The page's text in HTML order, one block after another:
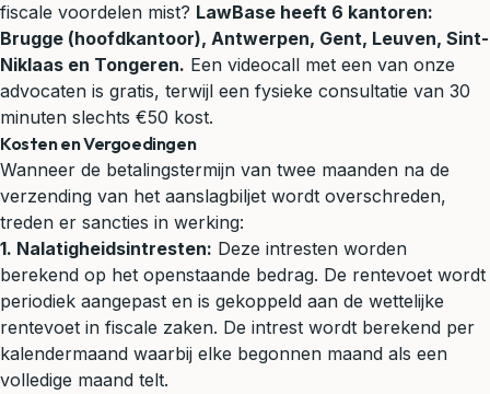
fiscale voordelen mist? LawBase heeft 6 kantoren:
Brugge (hoofdkantoor), Antwerpen, Gent, Leuven, Sint-
Niklaas en Tongeren. Een videocall met een van onze
advocaten is gratis, terwijl een fysieke consultatie van 30
minuten slechts €50 kost.
Kosten en Vergoedingen
Wanneer de betalingstermijn van twee maanden na de
verzending van het aanslagbiljet wordt overschreden,
treden er sancties in werking:
1. Nalatigheidsintresten: Deze intresten worden
berekend op het openstaande bedrag. De rentevoet wordt
periodiek aangepast en is gekoppeld aan de wettelijke
rentevoet in fiscale zaken. De intrest wordt berekend per
kalendermaand waarbij elke begonnen maand als een
volledige maand telt.